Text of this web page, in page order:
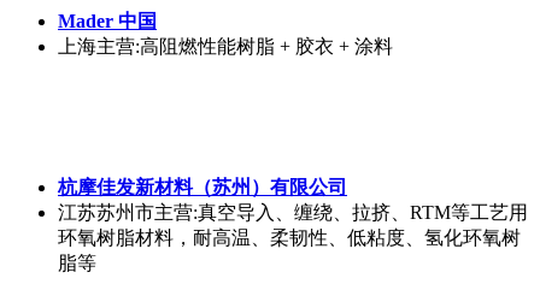
Mader 中国
上海主营:高阻燃性能树脂 + 胶衣 + 涂料
杭摩佳发新材料（苏州）有限公司
江苏苏州市主营:真空导入、缠绕、拉挤、RTM等工艺用
环氧树脂材料，耐高温、柔韧性、低粘度、氢化环氧树
脂等